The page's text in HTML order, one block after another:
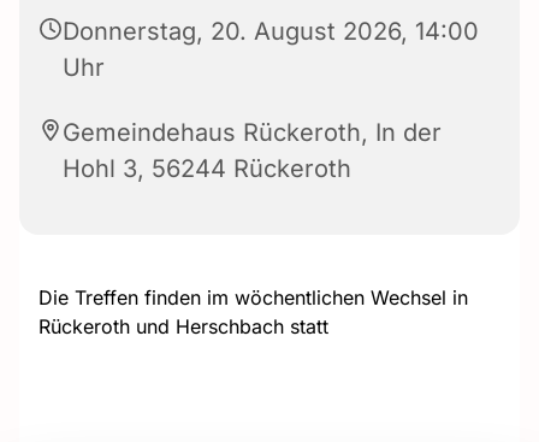
Donnerstag, 20. August 2026, 14:00
Uhr
Gemeindehaus Rückeroth, In der
Hohl 3, 56244 Rückeroth
Die Treffen finden im wöchentlichen Wechsel in
Rückeroth und Herschbach statt